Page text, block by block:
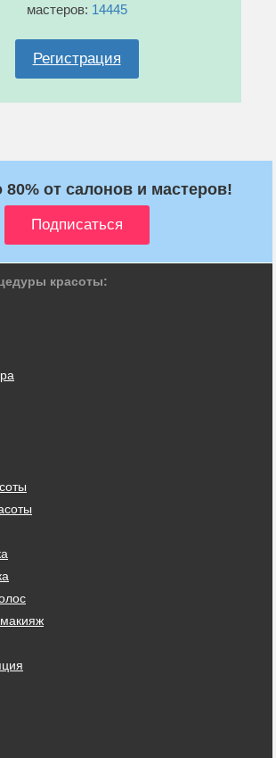
мастеров: 14445
Регистрация
80% от салонов и мастеров!
красоты: